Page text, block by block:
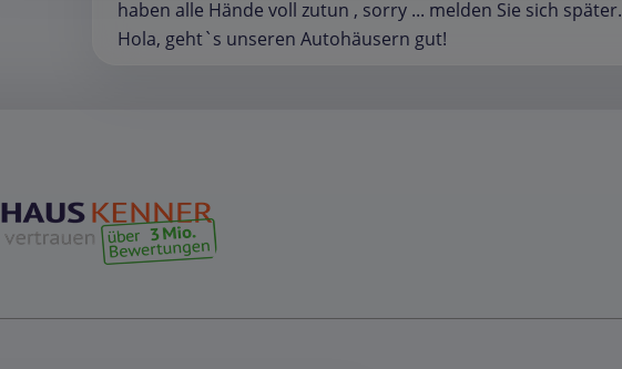
haben alle Hände voll zutun , sorry ... melden Sie sich später.
Hola, geht`s unseren Autohäusern gut!